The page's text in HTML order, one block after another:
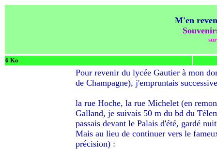
M'en
6 Ko
Pour revenir du lycée Gautier à mon
de Champagne), j'empruntais
la rue Hoche, la rue Michelet (en
Galland, je suivais 50 m du bd du
passais devant le Palais d'été, gardé
Mais au lieu de continuer vers le
précision) :